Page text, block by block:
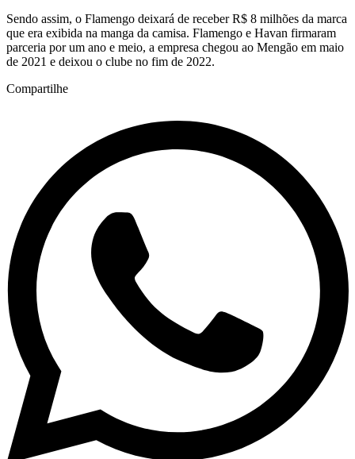
Sendo assim, o Flamengo deixará de receber R$ 8 milhões da marca
que era exibida na manga da camisa. Flamengo e Havan firmaram
parceria por um ano e meio, a empresa chegou ao Mengão em maio
de 2021 e deixou o clube no fim de 2022.
Compartilhe